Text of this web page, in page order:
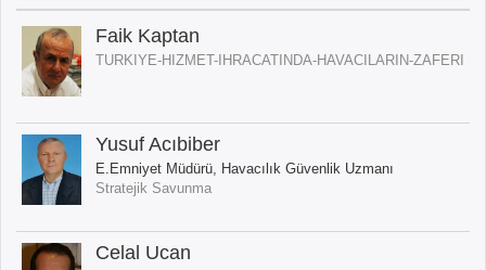
Faik Kaptan
TURKIYE-HIZMET-IHRACATINDA-HAVACILARIN-ZAFERI
Yusuf Acıbiber
E.Emniyet Müdürü, Havacılık Güvenlik Uzmanı
Stratejik Savunma
Celal Ucan